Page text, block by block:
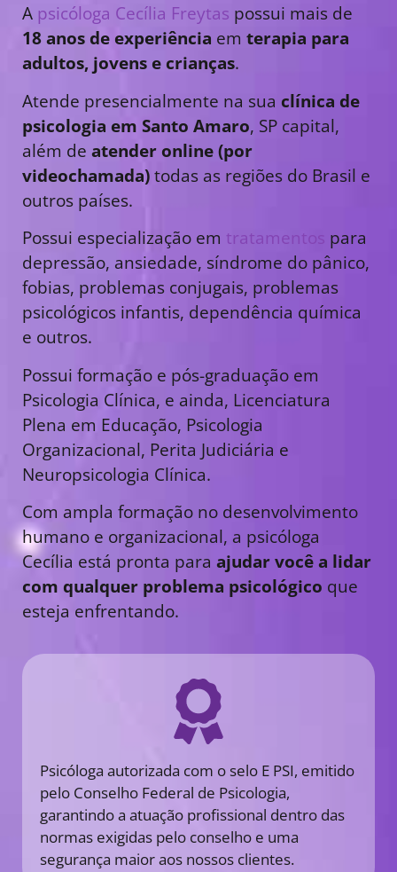
A psicóloga Cecília Freytas possui mais de
18 anos de experiência em terapia para
adultos, jovens e crianças.
Atende presencialmente na sua clínica de
psicologia em Santo Amaro, SP capital,
além de atender online (por
videochamada)todas as regiões do Brasil e
outros países.
Possui especialização em tratamentos para
depressão, ansiedade, síndrome do pânico,
fobias, problemas conjugais, problemas
psicológicos infantis, dependência química
e outros.
Possui formação e pós-graduação em
Psicologia Clínica, e ainda, Licenciatura
Plena em Educação, Psicologia
Organizacional, Perita Judiciária e
Neuropsicologia Clínica.
Com ampla formação no desenvolvimento
humano e organizacional, a psicóloga
Cecília está pronta para ajudar você a lidar
com qualquer problema psicológico que
esteja enfrentando.
Psicóloga autorizada com o selo E PSI, emitido
pelo Conselho Federal de Psicologia,
garantindo a atuação profissional dentro das
normas exigidas pelo conselho e uma
segurança maior aos nossos clientes.